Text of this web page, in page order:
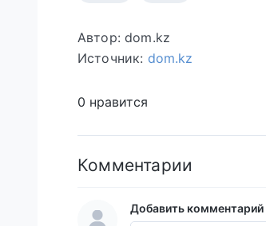
Автор: dom.kz
Источник: dom.kz
0 нравится
Комментарии
Добавить комментарий